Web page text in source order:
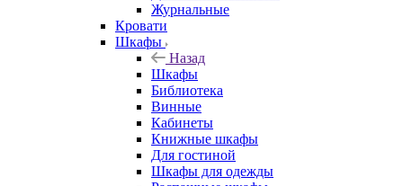
Журнальные
Кровати
Шкафы
Назад
Шкафы
Библиотека
Винные
Кабинеты
Книжные шкафы
Для гостиной
Шкафы для одежды